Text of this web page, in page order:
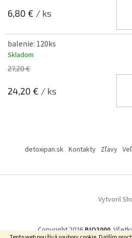
6,80 € / ks
balenie: 120ks
Skladom
27,20 €
24,20 € / ks
detoxipan.sk Kontakty Zľavy
Vytvoril
Copyright 2026BIO3000.